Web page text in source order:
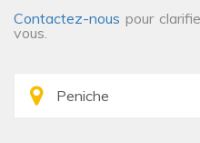
Contactez-nous pour
vous.